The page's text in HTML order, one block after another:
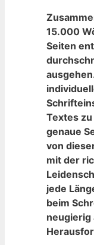
15.000
Seiten
Textes
genaue
von
mit der
jede
beim
⁣neugierig